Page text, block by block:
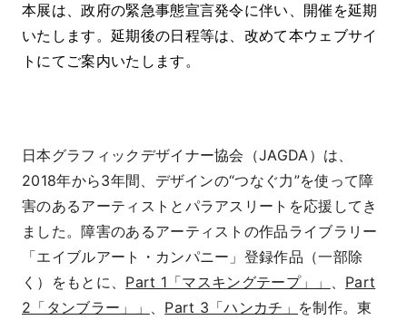
本展は、政府の緊急事態宣言発令に伴い、開催を延期
いたします。延期後の日程等は、改めて本ウェブサイ
トにてご案内いたします。
日本グラフィックデザイナー協会（JAGDA）は、
2018年から3年間、デザインの“つなぐ力”を使って障
害のあるアーティストとパラアスリートを応援してき
ました。障害のあるアーティストの作品ライブラリー
「エイブルアート・カンパニー」登録作品（一部除
く）をもとに、 Part 1「マスキングテープ」」 、 Part
2「タンブラー」」 、 Part 3「ハンカチ」 を制作。東